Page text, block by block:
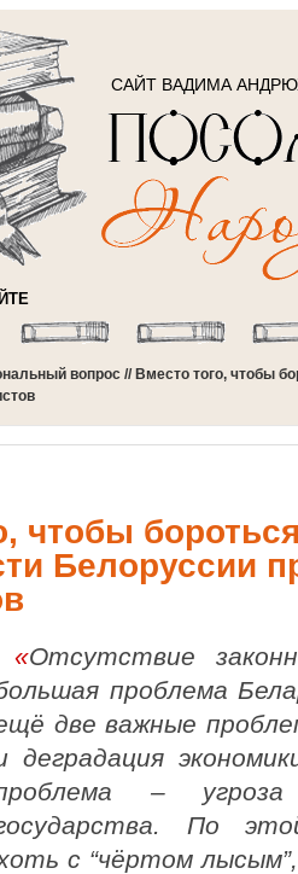
САЙТ ВАДИМА
вопрос // Вместо того, чтобы
чтобы
Белоруссии
«Отсутствие
проблема
две важные
деградация
– угроза
По
с “чёртом